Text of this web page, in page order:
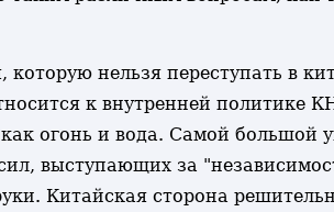
нельзя переступать в
к внутренней политике
огонь и вода. Самой большой
выступающих за
Китайская сторона